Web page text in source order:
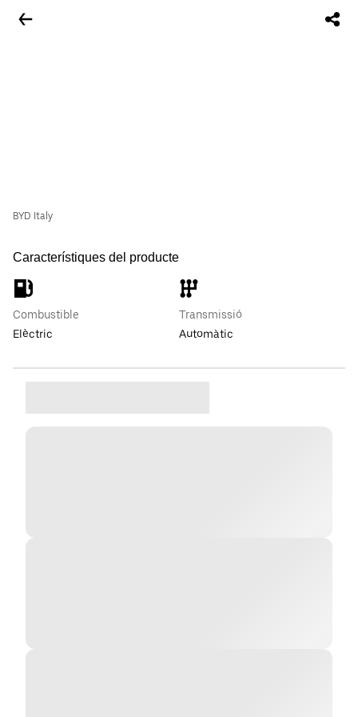
BYD Italy
Característiques del producte
Combustible
Elèctric
Transmissió
Automàtic